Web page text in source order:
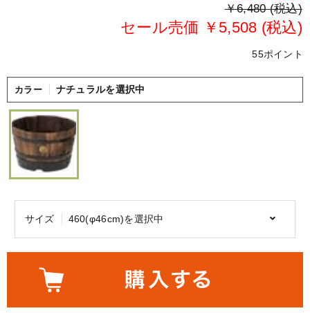
￥6,480 (税込)
セール売価 ￥5,508 (税込)
55ポイント
カラー ナチュラルを選択中
サイズ 460(φ46cm)を選択中